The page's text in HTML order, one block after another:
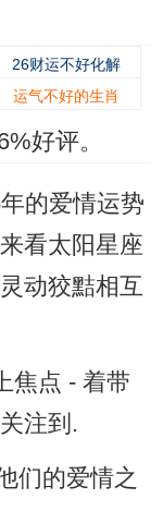
26财运不好化解
运气不好的生肖
好评。
的爱情运势
看太阳星座
动狡黠相互
焦点 - 着带
注到.
们的爱情之